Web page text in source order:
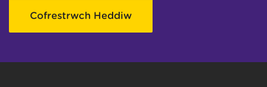
Cofrestrwch Heddiw